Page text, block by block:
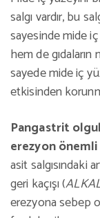
salgı vardır, bu
sayesinde mide
hem de
sayede mide iç
etkisinden
Pangastrit
erezyon
asit salgısındaki
geri kaçışı (
erezyona sebep